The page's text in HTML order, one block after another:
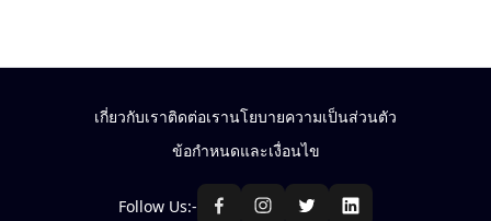
เกี่ยวกับเราติดต่อเรานโยบายความเป็นส่วนตัว
ข้อกำหนดและเงื่อนไข
Follow Us:-